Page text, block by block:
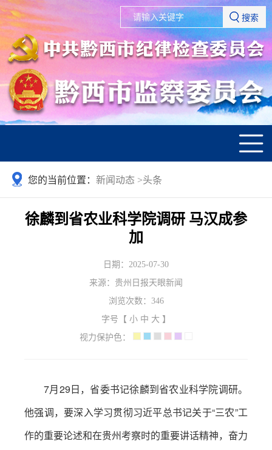
搜索
您的当前位置： 新闻动态 >头条
徐麟到省农业科学院调研 马汉成参
加
日期：2025-07-30
来源：贵州日报天眼新闻
浏览次数： 346
字号【 小 中 大 】
视力保护色：
7月29日，省委书记徐麟到省农业科学院调研。
他强调，要深入学习贯彻习近平总书记关于“三农”工
作的重要论述和在贵州考察时的重要讲话精神，奋力